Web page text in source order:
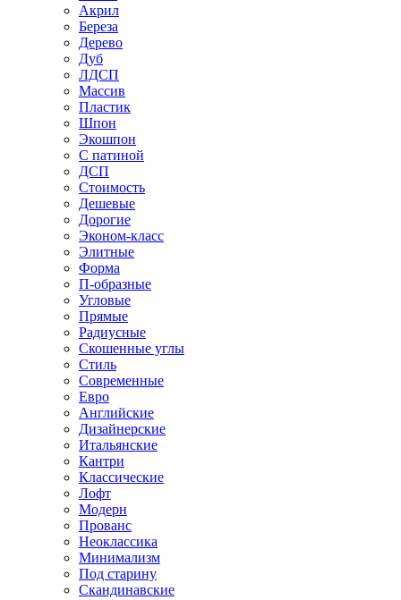
Акрил
Береза
Дерево
Дуб
ЛДСП
Массив
Пластик
Шпон
Экошпон
С патиной
ДСП
Стоимость
Дешевые
Дорогие
Эконом-класс
Элитные
Форма
П-образные
Угловые
Прямые
Радиусные
Скошенные углы
Стиль
Современные
Евро
Английские
Дизайнерские
Итальянские
Кантри
Классические
Лофт
Модерн
Прованс
Неоклассика
Минимализм
Под старину
Скандинавские